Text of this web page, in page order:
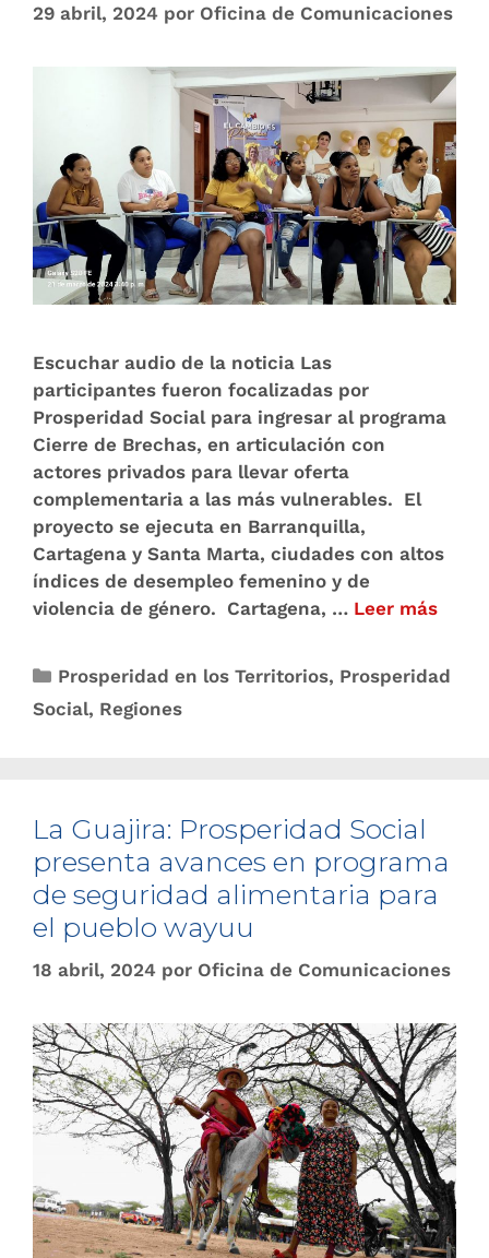
29 abril, 2024 por Oficina de Comunicaciones
Escuchar audio de la noticia Las
participantes fueron focalizadas por
Prosperidad Social para ingresar al programa
Cierre de Brechas, en articulación con
actores privados para llevar oferta
complementaria a las más vulnerables. El
proyecto se ejecuta en Barranquilla,
Cartagena y Santa Marta, ciudades con altos
índices de desempleo femenino y de
violencia de género. Cartagena, … Leer más
Prosperidad en los Territorios, Prosperidad
Social, Regiones
La Guajira: Prosperidad Social
presenta avances en programa
de seguridad alimentaria para
el pueblo wayuu
18 abril, 2024 por Oficina de Comunicaciones